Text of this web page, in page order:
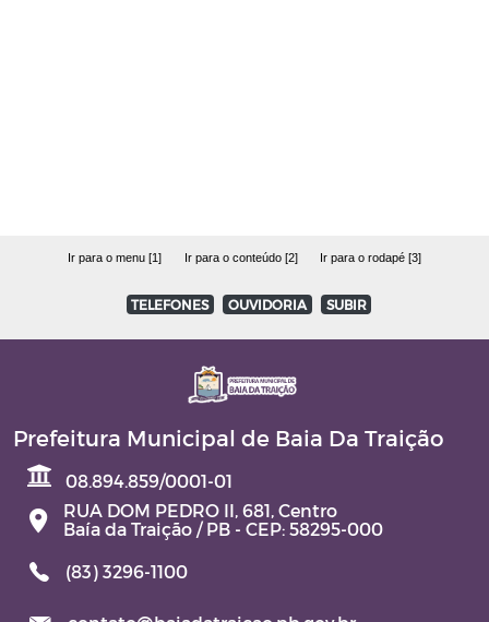
Ir para o menu [1] Ir para o conteúdo [2] Ir para o rodapé [3]
TELEFONES OUVIDORIA SUBIR
Prefeitura Municipal de Baia Da Traição
08.894.859/0001-01
RUA DOM PEDRO II, 681, Centro
Baía da Traição / PB - CEP: 58295-000
(83) 3296-1100